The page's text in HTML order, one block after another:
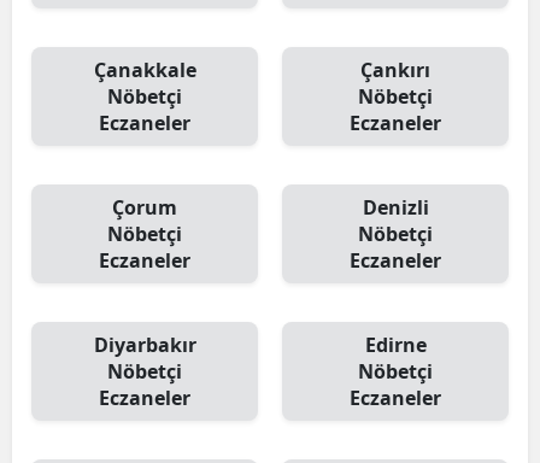
Çanakkale
Nöbetçi
Eczaneler
Çankırı
Nöbetçi
Eczaneler
Çorum
Nöbetçi
Eczaneler
Denizli
Nöbetçi
Eczaneler
Diyarbakır
Nöbetçi
Eczaneler
Edirne
Nöbetçi
Eczaneler